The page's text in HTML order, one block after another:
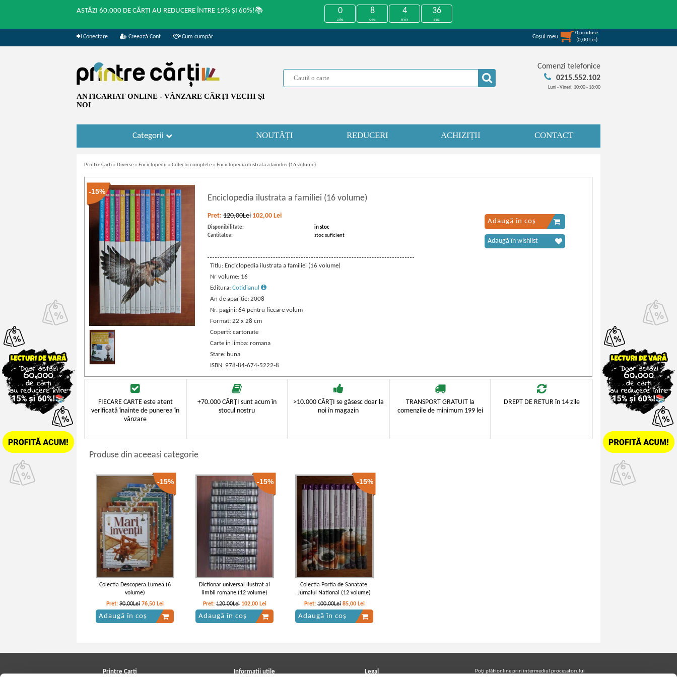
ASTĂZI 60.000 DE CĂRȚI AU REDUCERE ÎNTRE 15% ȘI 60%!📚 0
zile
8
ore
4
min
36
sec
Conectare Creează Cont Cum cumpăr Coşul meu
0produse
(0,00 Lei)
ANTICARIAT ONLINE - VÂNZARE CĂRŢI VECHI ŞI
NOI
Comenzi telefonice
0215.552.102
Luni - Vineri, 10:00 - 18:00
Categorii NOUTĂȚI REDUCERI ACHIZIȚII CONTACT
Printre Carti » Diverse » Enciclopedii » Colectii complete » Enciclopedia ilustrata a familiei (16 volume)
-15%
Enciclopedia ilustrata a familiei (16 volume)
Pret:120,00Lei 102,00 Lei
Disponibilitate:
in stoc
Cantitatea:
stoc suficient
Titlu: Enciclopedia ilustrata a familiei (16 volume)
Nr volume: 16
Editura: Cotidianul
An de aparitie: 2008
Nr. pagini: 64 pentru fiecare volum
Format: 22 x 28 cm
Coperti: cartonate
Carte in limba: romana
Stare: buna
ISBN: 978-84-674-5222-8
Adaugă în coș
Adaugă în wishlist
FIECARE CARTE este atent
verificată înainte de punerea în
vânzare
+70.000 CĂRŢI sunt acum în
stocul nostru
>10.000 CĂRŢI se găsesc doar la
noi în magazin
TRANSPORT GRATUIT la
comenzile de minimum 199 lei
DREPT DE RETUR în 14 zile
Produse din aceeasi categorie
-15%
Colectia Descopera Lumea (6
volume)
Pret: 90,00Lei 76,50 Lei
Adaugă în coș
-15%
Dictionar universal ilustrat al
limbii romane (12 volume)
Pret:120,00Lei 102,00 Lei
Adaugă în coș
-15%
Colectia Portia de Sanatate.
Jurnalul National (12 volume)
Pret:100,00Lei 85,00 Lei
Adaugă în coș
Printre Carti Informatii utile Legal
Poţi plăti online prin intermediul procesatorului